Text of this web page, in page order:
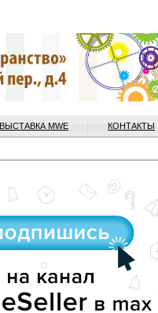
ВЫСТАВКА MWE КОНТАКТЫ